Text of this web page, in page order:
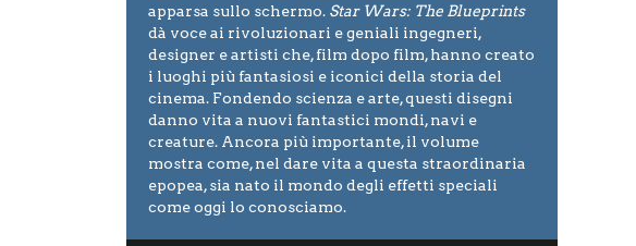
apparsa sullo schermo. Star Wars: The Blueprints
dà voce ai rivoluzionari e geniali ingegneri,
designer e artisti che, film dopo film, hanno creato
i luoghi più fantasiosi e iconici della storia del
cinema. Fondendo scienza e arte, questi disegni
danno vita a nuovi fantastici mondi, navi e
creature. Ancora più importante, il volume
mostra come, nel dare vita a questa straordinaria
epopea, sia nato il mondo degli effetti speciali
come oggi lo conosciamo.